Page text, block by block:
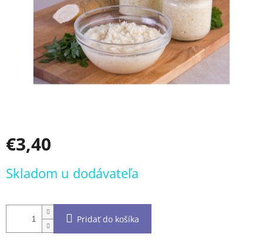
€3,40
cena:
Skladom u dodávateľa
Pridať do košíka